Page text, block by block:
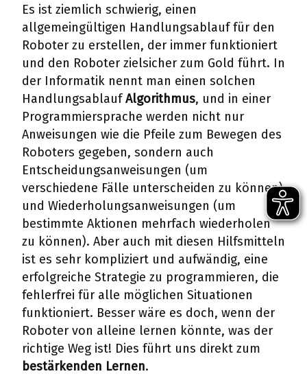
Es ist ziemlich schwierig, einen
allgemeingültigen Handlungsablauf für den
Roboter zu erstellen, der immer funktioniert
und den Roboter zielsicher zum Gold führt. In
der Informatik nennt man einen solchen
HandlungsablaufAlgorithmus, und in einer
Programmiersprache werden nicht nur
Anweisungen wie die Pfeile zum Bewegen des
Roboters gegeben, sondern auch
Entscheidungsanweisungen (um
verschiedene Fälle unterscheiden zu können)
und Wiederholungsanweisungen (um
bestimmte Aktionen mehrfach wiederholen
zu können). Aber auch mit diesen Hilfsmitteln
ist es sehr kompliziert und aufwändig, eine
erfolgreiche Strategie zu programmieren, die
fehlerfrei für alle möglichen Situationen
funktioniert. Besser wäre es doch, wenn der
Roboter von alleine lernen könnte, was der
richtige Weg ist! Dies führt uns direkt zum
bestärkenden Lernen.